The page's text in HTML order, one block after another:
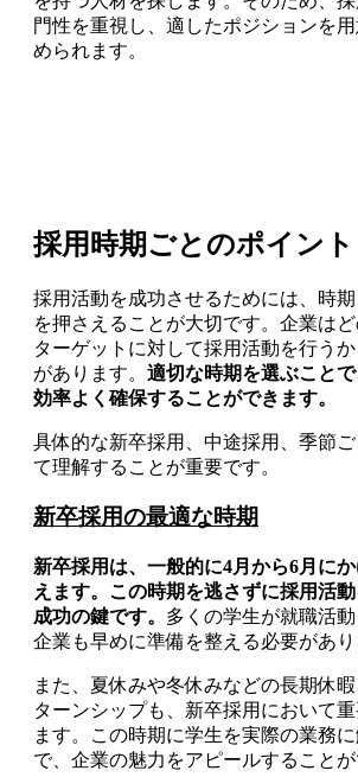
門性を重視し、適したポジションを
められます。
採用時期ごとのポイント
採用活動を成功させるためには、時
を押さえることが大切です。企業は
ターゲットに対して採用活動を行う
があります。 適切な時期を選ぶこと
効率よく確保することができます。
具体的な新卒採用、中途採用、季節
て理解することが重要です。
新卒採用の最適な時期
新卒採用は、一般的に4月から6月に
えます。この時期を逃さずに採用活
成功の鍵です。 多くの学生が就職活動
企業も早めに準備を整える必要があり
また、夏休みや冬休みなどの長期休
ターンシップも、新卒採用において
ます。この時期に学生を実際の業務
で、企業の魅力をアピールすることが